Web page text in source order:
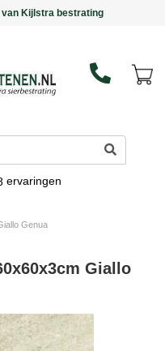
Kijlstra bestrating
ervaringen
Genua
Giallo